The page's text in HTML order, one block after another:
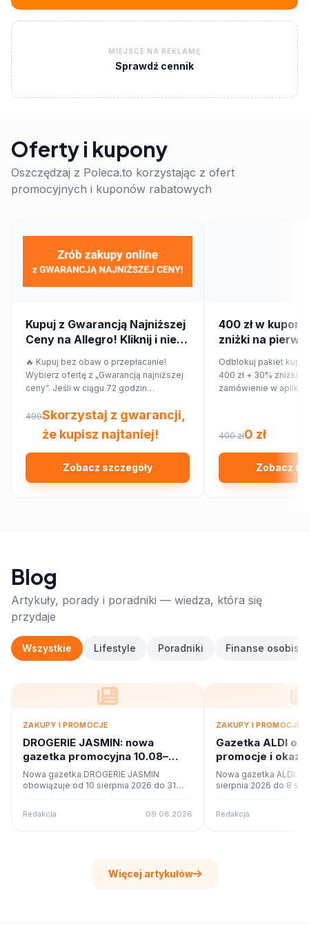
MIEJSCE NA REKLAMĘ
Sprawdź cennik
Oferty i kupony
Oszczędzaj z Poleca.to korzystając z ofert
promocyjnych i kuponów rabatowych
Kupuj z Gwarancją Najniższej
Ceny na Allegro! Kliknij i nie
🔥 Kupuj bez obaw o przepłacanie!
Wybierz ofertę z „Gwarancją najniższej
ceny”. Jeśli w ciągu 72 godzin
innym sklepie, Allegro zwróci Ci 150%
różnicy w cenie w formie kuponu.
Sprawdź!
499Skorzystaj z gwarancji,
że kupisz najtaniej!
Zobacz szczegóły
400 zł w
zniżki na
Odblokuj pakiet
400 zł + 30% zniżki
zamówienie w
400 zł0 zł
Zobacz
Blog
Artykuły, porady i poradniki — wiedza, która się
przydaje
Wszystkie Lifestyle Poradniki Finanse osobiste
ZAKUPY I PROMOCJE
DROGERIE JASMIN: nowa
gazetka promocyjna 10.08–
31.08.2026. Co w ofercie?
Nowa gazetka DROGERIE JASMIN
obowiązuje od 10 sierpnia 2026 do 31
Redakcja 09.08.2026
ZAKUPY I PROMOCJE
Gazetka ALDI
promocje i
Nowa gazetka ALDI
sierpnia 2026 do 8
Redakcja
Więcej artykułów